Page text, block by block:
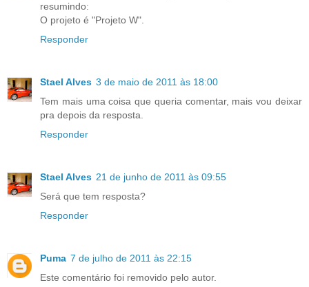
resumindo:
O projeto é "Projeto W".
Responder
Stael Alves 3 de maio de 2011 às 18:00
Tem mais uma coisa que queria comentar, mais vou deixar
pra depois da resposta.
Responder
Stael Alves 21 de junho de 2011 às 09:55
Será que tem resposta?
Responder
Puma 7 de julho de 2011 às 22:15
Este comentário foi removido pelo autor.